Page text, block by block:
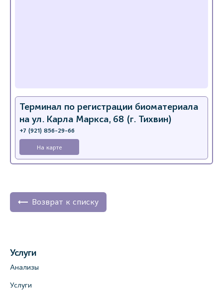
Терминал по регистрации биоматериала
на ул. Карла Маркса, 68 (г. Тихвин)
+7 (921) 856-29-66
На карте
Возврат к списку
Услуги
Анализы
Услуги